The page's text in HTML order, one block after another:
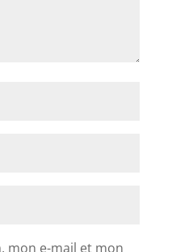
mon e-mail et mon